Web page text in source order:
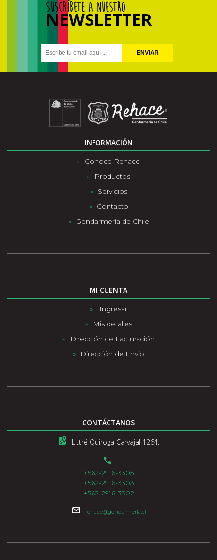
SUSCRÍBETE A NUESTRO
NEWSLETTER
ENVIAR
INFORMACIÓN
Conoce Rehace
Productos
Servicios
Contacto
Gendarmería de Chile
MI CUENTA
Ingresar
Mis detalles
Dirección de Facturación
Dirección de Envío
CONTÁCTANOS
Littré Quiroga Carvajal 1264,
+562-2916-3305
+562-2916-3303
+562-2916-3302
rehace@gendarmeria.cl